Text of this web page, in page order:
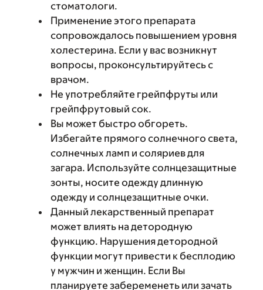
стоматологи.
Применение этого препарата
сопровождалось повышением уровня
холестерина. Если у вас возникнут
вопросы, проконсультируйтесь с
врачом.
Не употребляйте грейпфруты или
грейпфрутовый сок.
Вы может быстро обгореть.
Избегайте прямого солнечного света,
солнечных ламп и соляриев для
загара. Используйте солнцезащитные
зонты, носите одежду длинную
одежду и солнцезащитные очки.
Данный лекарственный препарат
может влиять на детородную
функцию. Нарушения детородной
функции могут привести к бесплодию
у мужчин и женщин. Если Вы
планируете забеременеть или зачать